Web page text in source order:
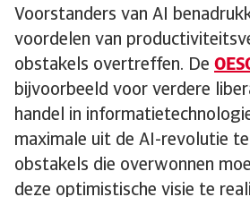
Voorstanders van AI
voordelen van
obstakels overtreffen. De
bijvoorbeeld voor verdere
handel in
maximale uit de AI-revolutie te
obstakels die overwonnen
deze optimistische visie te